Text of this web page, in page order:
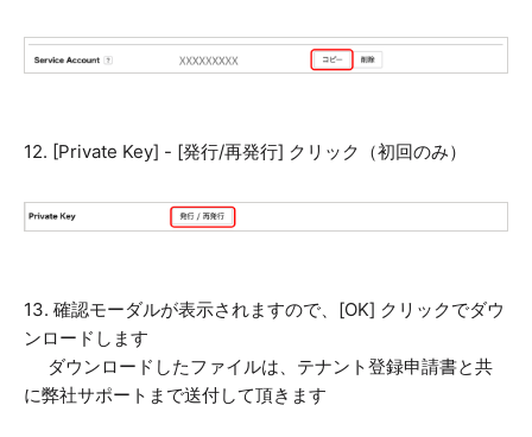
12. [Private Key] - [発行/再発行] クリック（初回のみ）
13. 確認モーダルが表示されますので、[OK] クリックでダウ
ンロードします
ダウンロードしたファイルは、テナント登録申請書と共
に弊社サポートまで送付して頂きます